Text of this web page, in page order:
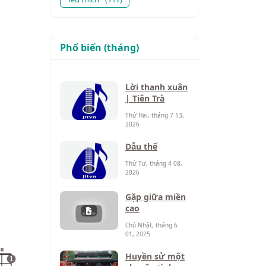
o
1
Phổ biến (tháng)
Lời thanh xuân
| Tiên Trà
Thứ Hai, tháng 7 13,
2026
Dẫu thế
Thứ Tư, tháng 4 08,
2026
Gặp giữa miền
cao
Chủ Nhật, tháng 6
01, 2025
Huyền sử một